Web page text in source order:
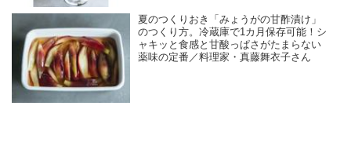
夏のつくりおき「みょうがの甘酢漬け」
のつくり方。冷蔵庫で1カ月保存可能！シ
ャキッと食感と甘酸っぱさがたまらない
薬味の定番／料理家・真藤舞衣子さん